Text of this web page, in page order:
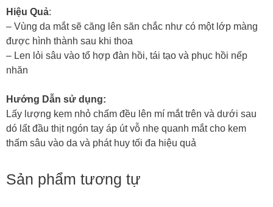
Hiệu Quả:
– Vùng da mắt sẽ căng lên săn chắc như có một lớp màng
được hình thành sau khi thoa
– Len lỏi sâu vào tổ hợp đàn hồi, tái tạo và phục hồi nếp
nhăn
Hướng Dẫn sử dụng:
Lấy lượng kem nhỏ chấm đều lên mí mắt trên và dưới sau
dó lất đầu thịt ngón tay áp út vỗ nhẹ quanh mắt cho kem
thấm sâu vào da và phát huy tối đa hiệu quả
Sản phẩm tương tự